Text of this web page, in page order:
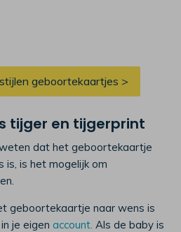
geboortekaartjes >
tijger en tijgerprint
dat het geboortekaartje
is het mogelijk om
geboortekaartje naar wens is
je eigen account. Als de baby is